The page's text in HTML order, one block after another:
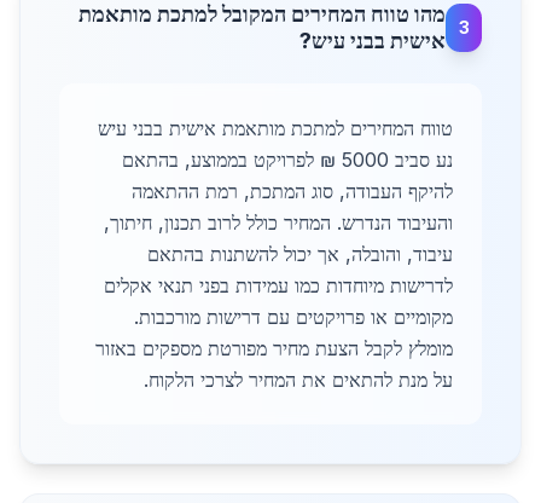
3
מהו טווח המחירים המקובל למתכת מותאמת
אישית בבני עיש?
טווח המחירים למתכת מותאמת אישית בבני עיש
נע סביב 5000 ₪ לפרויקט בממוצע, בהתאם
להיקף העבודה, סוג המתכת, רמת ההתאמה
והעיבוד הנדרש. המחיר כולל לרוב תכנון, חיתוך,
עיבוד, והובלה, אך יכול להשתנות בהתאם
לדרישות מיוחדות כמו עמידות בפני תנאי אקלים
מקומיים או פרויקטים עם דרישות מורכבות.
מומלץ לקבל הצעת מחיר מפורטת מספקים באזור
על מנת להתאים את המחיר לצרכי הלקוח.